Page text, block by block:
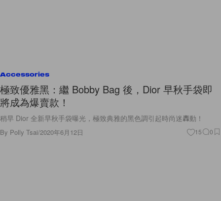
Accessories
極致優雅黑：繼 Bobby Bag 後，Dior 早秋手袋即
將成為爆賣款！
稍早 Dior 全新早秋手袋曝光，極致典雅的黑色調引起時尚迷轟動！
By Polly Tsai/2020年6月12日 15 0